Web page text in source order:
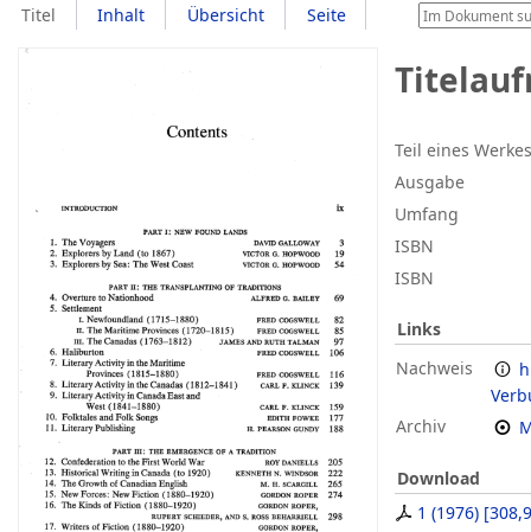
Titel Inhalt Übersicht Seite
Teil eines Werkes
Ausgabe
Umfang
ISBN
ISBN
Links
Nachweis
Archiv
Download
1 (1976) [